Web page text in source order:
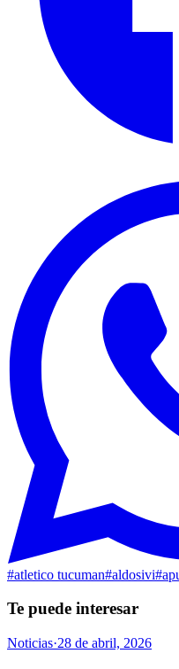
#atletico tucuman#aldosivi#
Te puede interesar
Noticias·28 de abril, 2026